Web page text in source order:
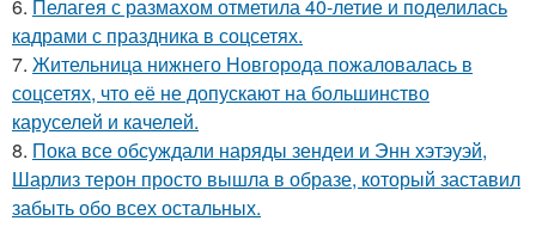
6. Пелагея с размахом отметила 40-летие и поделилась
кадрами с праздника в соцсетях.
7. Жительница нижнего Новгорода пожаловалась в
соцсетях, что её не допускают на большинство
каруселей и качелей.
8. Пока все обсуждали наряды зендеи и Энн хэтэуэй,
Шарлиз терон просто вышла в образе, который заставил
забыть обо всех остальных.